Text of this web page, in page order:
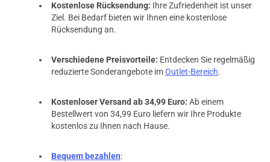
Kostenlose Rücksendung: Ihre Zufriedenheit ist unser
Ziel. Bei Bedarf bieten wir Ihnen eine kostenlose
Rücksendung an.
Verschiedene Preisvorteile: Entdecken Sie regelmäßig
reduzierte Sonderangebote imOutlet-Bereich.
Kostenloser Versand ab 34,99 Euro: Ab einem
Bestellwert von 34,99 Euro liefern wir Ihre Produkte
kostenlos zu Ihnen nach Hause.
Bequem bezahlen: